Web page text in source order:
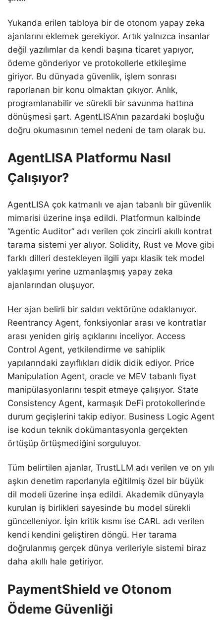
Yukarıda erilen tabloya bir de otonom yapay zeka
ajanlarını eklemek gerekiyor. Artık yalnızca insanlar
değil yazılımlar da kendi başına ticaret yapıyor,
ödeme gönderiyor ve protokollerle etkileşime
giriyor. Bu dünyada güvenlik, işlem sonrası
raporlanan bir konu olmaktan çıkıyor. Anlık,
programlanabilir ve sürekli bir savunma hattına
dönüşmesi şart. AgentLISA’nın pazardaki boşluğu
doğru okumasının temel nedeni de tam olarak bu.
AgentLISA Platformu Nasıl
Çalışıyor?
AgentLISA çok katmanlı ve ajan tabanlı bir güvenlik
mimarisi üzerine inşa edildi. Platformun kalbinde
“Agentic Auditor” adı verilen çok zincirli akıllı kontrat
tarama sistemi yer alıyor. Solidity, Rust ve Move gibi
farklı dilleri destekleyen ilgili yapı klasik tek model
yaklaşımı yerine uzmanlaşmış yapay zeka
ajanlarından oluşuyor.
Her ajan belirli bir saldırı vektörüne odaklanıyor.
Reentrancy Agent, fonksiyonlar arası ve kontratlar
arası yeniden giriş açıklarını inceliyor. Access
Control Agent, yetkilendirme ve sahiplik
yapılarındaki zayıflıkları didik didik ediyor. Price
Manipulation Agent, oracle ve MEV tabanlı fiyat
manipülasyonlarını tespit etmeye çalışıyor. State
Consistency Agent, karmaşık DeFi protokollerinde
durum geçişlerini takip ediyor. Business Logic Agent
ise kodun teknik dokümantasyonla gerçekten
örtüşüp örtüşmediğini sorguluyor.
Tüm belirtilen ajanlar, TrustLLM adı verilen ve on yılı
aşkın denetim raporlarıyla eğitilmiş özel bir büyük
dil modeli üzerine inşa edildi. Akademik dünyayla
kurulan iş birlikleri sayesinde bu model sürekli
güncelleniyor. İşin kritik kısmı ise CARL adı verilen
kendi kendini geliştiren döngü. Her tarama
doğrulanmış gerçek dünya verileriyle sistemi biraz
daha akıllı hale getiriyor.
PaymentShield ve Otonom
Ödeme Güvenliği